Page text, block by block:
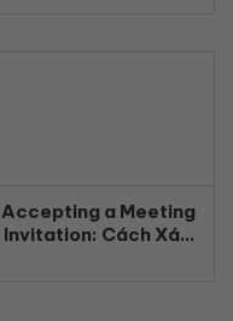
Accepting a Meeting
Invitation: Cách Xác